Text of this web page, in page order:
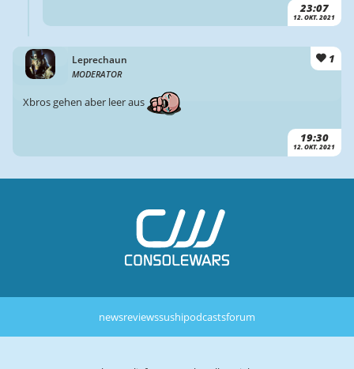
23:07
12. OKT. 2021
Leprechaun
MODERATOR
1
19:30
12. OKT. 2021
Xbros gehen aber leer aus
newsreviewssushipodcastsforum